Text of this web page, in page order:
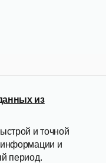
из
и точной
информации и
период.